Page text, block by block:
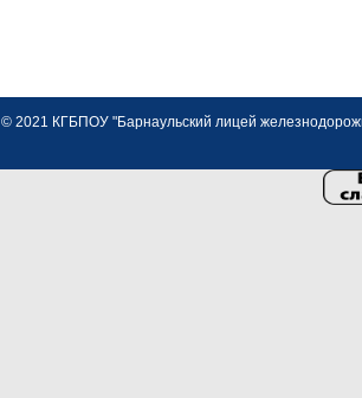
© 2021 КГБПОУ "Барнаульский лицей